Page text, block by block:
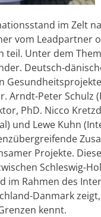
im Zelt
vom Leadpartner
teil. Unter dem
Deutsch-
Arndt-Peter Schulz
PhD. Nicco
und Lewe Kuhn
Projekte. Diese
Schleswig-
im Rahmen des
Danmark
kennt.